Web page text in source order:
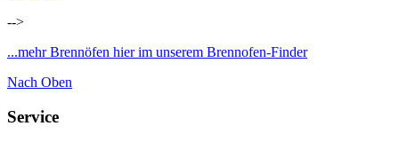
-->
...mehr Brennöfen hier im unserem Brennofen-Finder
Nach Oben
Service